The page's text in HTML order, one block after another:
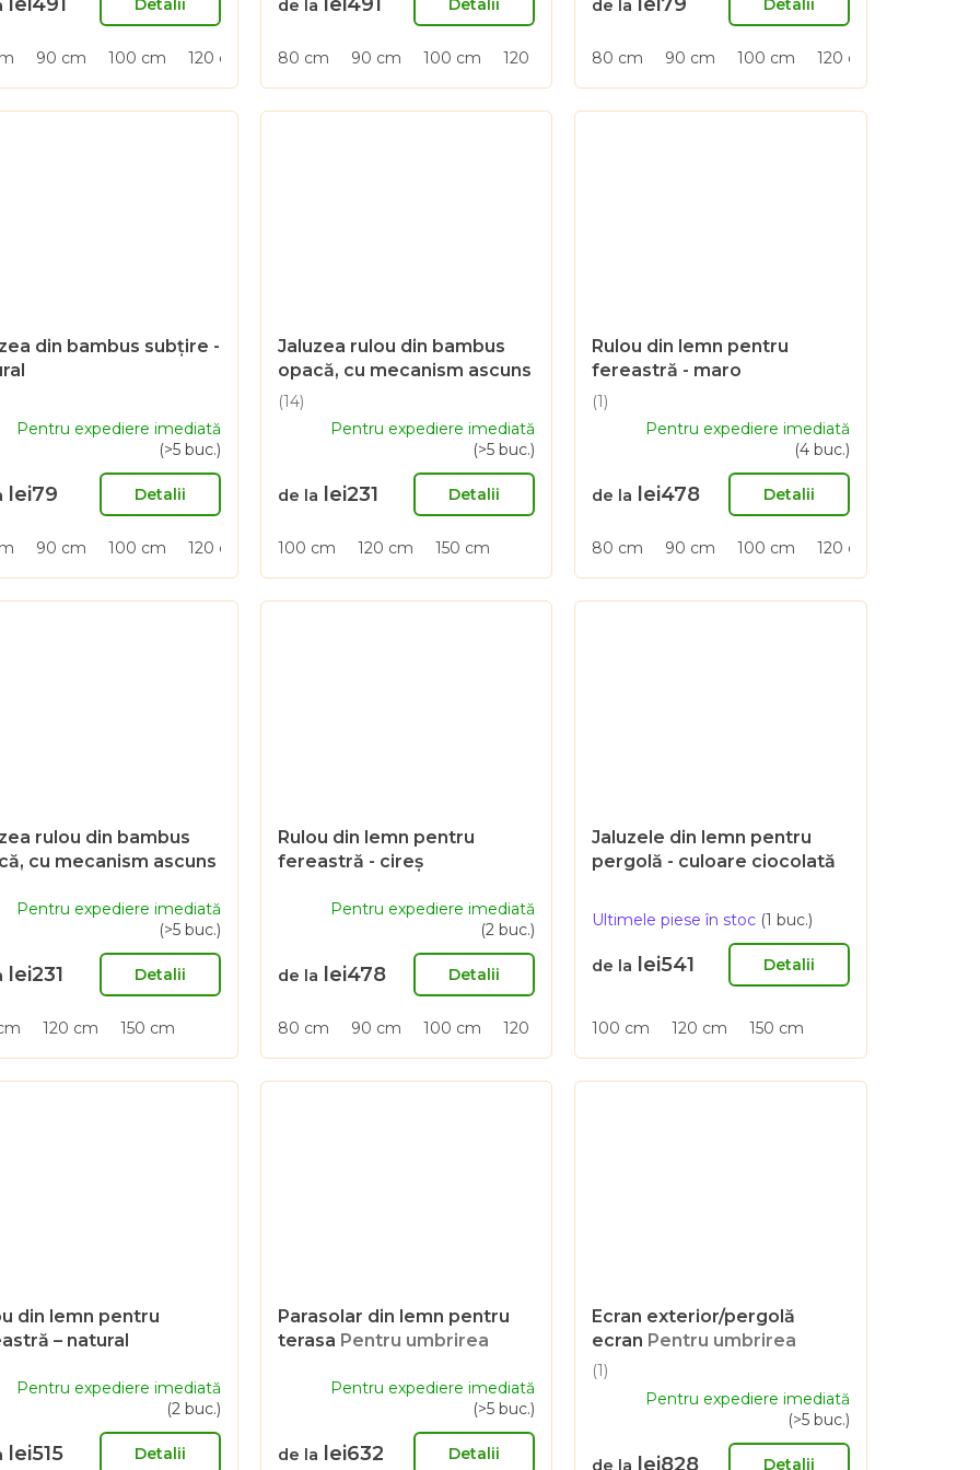
Detalii
90 cm 100 cm 120 cm 150 cm
5
stele.
de la Detalii
80 cm 90 cm 100 cm 120 cm 150 cm
5
stele.
de la Detalii
80 cm 90 cm 100 cm 120 cm
din bambus subțire -
Pentru expediere imediată
(>5 buc.)
lei79 Detalii
90 cm 100 cm 120 cm 150 cm 180 cm
Jaluzea rulou din bambus
opacă, cu mecanism ascuns
– maro, 250 cm
Evaluarea
este
5
stele.
(14)
Pentru expediere imediată
(>5 buc.)
de la lei231 Detalii
100 cm 120 cm 150 cm
Rulou din lemn pentru
fereastră - maro
Evaluarea
este
5
stele.
(1)
Pentru expediere imediată
(4 buc.)
de la lei478 Detalii
80 cm 90 cm 100 cm 120 cm
rulou din bambus
cu mecanism ascuns
Pentru expediere imediată
(>5 buc.)
lei231 Detalii
120 cm 150 cm
Rulou din lemn pentru
fereastră - cireș
Pentru expediere imediată
(2 buc.)
de la lei478 Detalii
80 cm 90 cm 100 cm 120 cm 150 cm
Jaluzele din lemn pentru
pergolă - culoare ciocolată
Ultimele piese în stoc (1 buc.)
de la lei541 Detalii
100 cm 120 cm 150 cm
din lemn pentru
– natural
Pentru expediere imediată
(2 buc.)
lei515 Detalii
Parasolar din lemn pentru
terasa Pentru umbrirea
Pentru expediere imediată
(>5 buc.)
de la lei632 Detalii
Ecran exterior/pergolă
ecran Pentru umbrirea
laterală a pergolei
Evaluarea
este
(1)
Pentru expediere imediată
(>5 buc.)
de la lei828 Detalii